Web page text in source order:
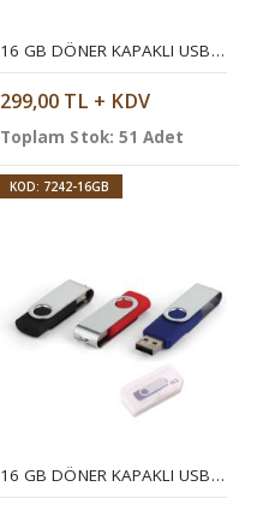
16 GB DÖNER KAPAKLI USB BELLEK (OTG ÖZELLIKLI)
299,00 TL + KDV
Toplam Stok: 51 Adet
KOD: 7242-16GB
16 GB DÖNER KAPAKLI USB BELLEK